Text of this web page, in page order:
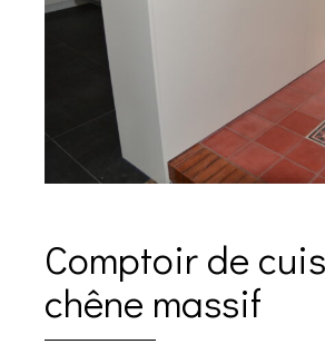
Comptoir de
chêne massif